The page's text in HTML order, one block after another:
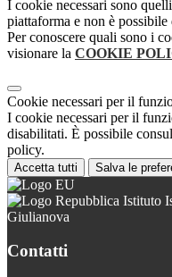
I cookie necessari sono
piattaforma e non è
Per conoscere quali sono i
visionare la COOKIE
Cookie necessari per il
I cookie necessari per il
disabilitati. È possibile
policy.
Accetta tutti Salva le
Istituto
Giulianova
Contatti